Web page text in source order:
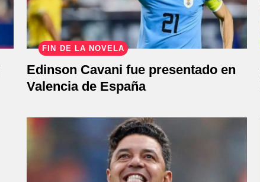
FIN DE LA NOVELA
Edinson Cavani fue presentado en
Valencia de España